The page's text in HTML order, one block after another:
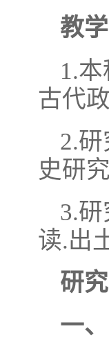
教
1.
古代
2.
史研
3.
读.出
研
一